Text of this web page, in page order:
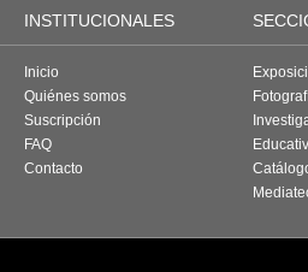
INSTITUCIONALES
Inicio
Quiénes somos
Suscripción
FAQ
Contacto